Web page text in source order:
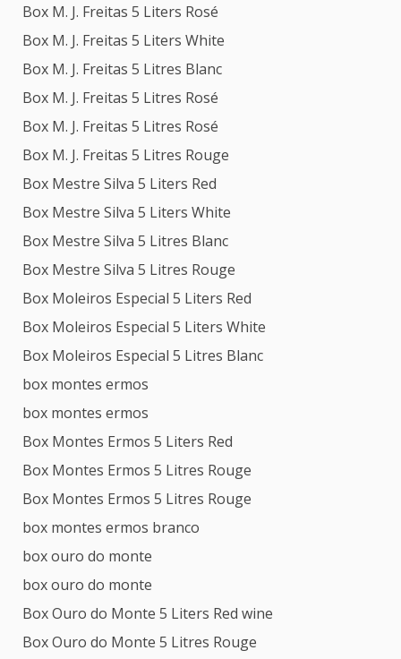
Box M. J. Freitas 5 Liters Rosé
Box M. J. Freitas 5 Liters White
Box M. J. Freitas 5 Litres Blanc
Box M. J. Freitas 5 Litres Rosé
Box M. J. Freitas 5 Litres Rosé
Box M. J. Freitas 5 Litres Rouge
Box Mestre Silva 5 Liters Red
Box Mestre Silva 5 Liters White
Box Mestre Silva 5 Litres Blanc
Box Mestre Silva 5 Litres Rouge
Box Moleiros Especial 5 Liters Red
Box Moleiros Especial 5 Liters White
Box Moleiros Especial 5 Litres Blanc
box montes ermos
box montes ermos
Box Montes Ermos 5 Liters Red
Box Montes Ermos 5 Litres Rouge
Box Montes Ermos 5 Litres Rouge
box montes ermos branco
box ouro do monte
box ouro do monte
Box Ouro do Monte 5 Liters Red wine
Box Ouro do Monte 5 Litres Rouge